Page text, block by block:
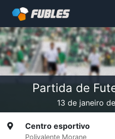
Partida de
13 de janeiro
Centro esportivo
Polivalente Morane